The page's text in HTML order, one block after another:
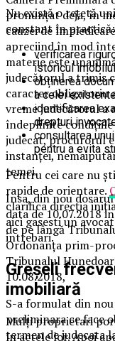
pronunțat deja, în
cauzei de
apreciind în mod
materie este
judecătorul a trimis
caracter obligatoriu
vreme judecătorul a
îndeplinite condițiile
judecat, procurorul
instanței,
temei.
Insa, din nou
data de 10.07.2018
de pe lângă
Ordonanța prim-
Tribunalul
10.08.2018,
S-a formulat din
preliminara ce face
termen de judecata
Nu există o rețetă
constant în practică:
verificarea
istoricul
obținerea
a celei
identificarea
drepturi
consultarea
pentru a evita
Pentru cei care nu
rapide de orientare.
clarifica direcția
aici gasesti un
intrebari.
Greșeli
imobiliară
Mulți proprietari
în actele lor. Apoi